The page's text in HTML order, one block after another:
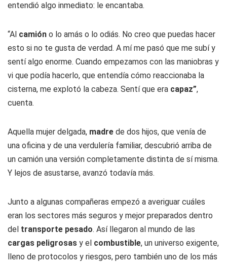
entendió algo inmediato: le encantaba.
“Al camión o lo amás o lo odiás. No creo que puedas hacer
esto si no te gusta de verdad. A mí me pasó que me subí y
sentí algo enorme. Cuando empezamos con las maniobras y
vi que podía hacerlo, que entendía cómo reaccionaba la
cisterna, me explotó la cabeza. Sentí que era capaz”,
cuenta.
Aquella mujer delgada, madre de dos hijos, que venía de
una oficina y de una verdulería familiar, descubrió arriba de
un camión una versión completamente distinta de sí misma.
Y lejos de asustarse, avanzó todavía más.
Junto a algunas compañeras empezó a averiguar cuáles
eran los sectores más seguros y mejor preparados dentro
del transporte pesado. Así llegaron al mundo de las
cargas peligrosas y el combustible, un universo exigente,
lleno de protocolos y riesgos, pero también uno de los más